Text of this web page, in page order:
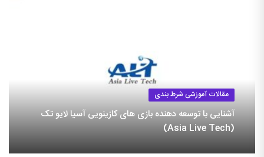
مقالات آموزشی شرط بندی
آشنایی با توسعه دهنده بازی های کازینویی آسیا لایو تک
(Asia Live Tech)